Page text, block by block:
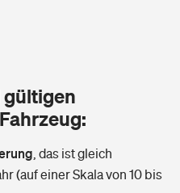
finden
gültigen
das ist gleich
(auf einer Skala von 10 bis